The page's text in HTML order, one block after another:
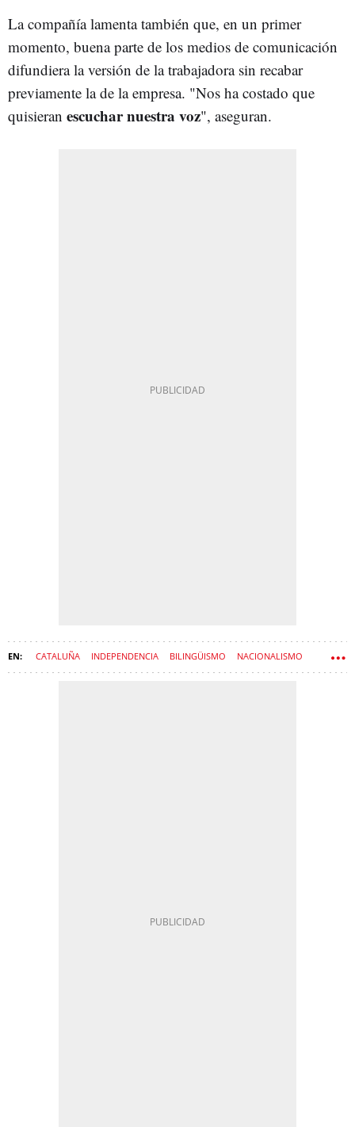
La compañía lamenta también que, en un primer
momento, buena parte de los medios de comunicación
difundiera la versión de la trabajadora sin recabar
previamente la de la empresa. "Nos ha costado que
quisieran escuchar nuestra voz", aseguran.
CATALUÑA INDEPENDENCIA BILINGÜISMO NACIONALISMO